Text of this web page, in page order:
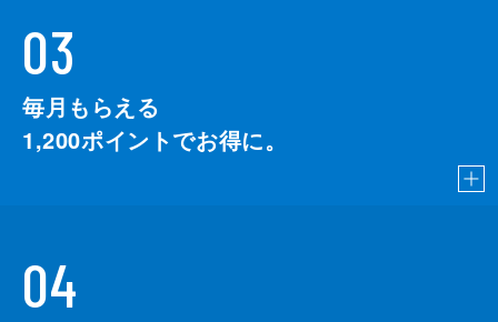
03
毎月もらえる
1,200ポイントでお得に。
04